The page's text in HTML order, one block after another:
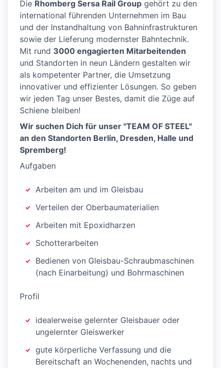
Die Rhomberg Sersa Rail Group gehört zu den
international führenden Unternehmen im Bau
und der Instandhaltung von Bahninfrastrukturen
sowie der Lieferung modernster Bahntechnik.
Mit rund 3000 engagierten Mitarbeitenden
und Standorten in neun Ländern gestalten wir
als kompetenter Partner, die Umsetzung
innovativer und effizienter Lösungen. So geben
wir jeden Tag unser Bestes, damit die Züge auf
Schiene bleiben!
Wir suchen Dich für unser "TEAM OF STEEL"
an den Standorten Berlin, Dresden, Halle und
Spremberg!
Aufgaben
Arbeiten am und im Gleisbau
Verteilen der Oberbaumaterialien
Arbeiten mit Epoxidharzen
Schotterarbeiten
Bedienen von Gleisbau-Schraubmaschinen
(nach Einarbeitung) und Bohrmaschinen
Profil
idealerweise gelernter Gleisbauer oder
ungelernter Gleiswerker
gute körperliche Verfassung und die
Bereitschaft an Wochenenden, nachts und